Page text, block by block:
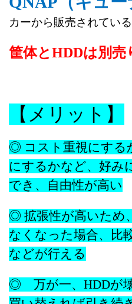
カーから販売されてい
筐体とHDDは別売
【メリット】
◎ コスト重視にする
にするかなど、 好み
でき、自由性が高い
◎ 拡張性が高いため
なくなった場合、
比
などが行える
◎ 万が一、HDDが壊